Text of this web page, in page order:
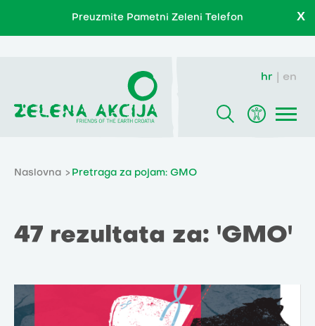
Preuzmite Pametni Zeleni Telefon X
hr en
Naslovna Pretraga za pojam: GMO
47 rezultata za: 'GMO'